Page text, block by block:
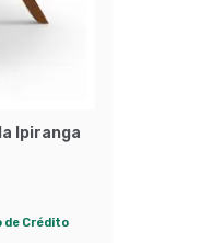
Ipiranga
de Crédito